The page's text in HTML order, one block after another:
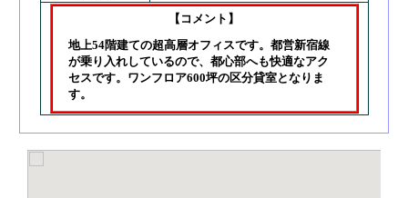
【コメント】
地上54階建ての超高層オフィスです。都営新宿線
が乗り入れしているので、都心部へも快適なアク
セスです。ワンフロア600坪の区分貸室となりま
す。